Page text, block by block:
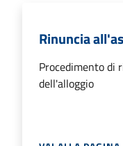
Rinuncia
Procedimento di
dell'alloggio